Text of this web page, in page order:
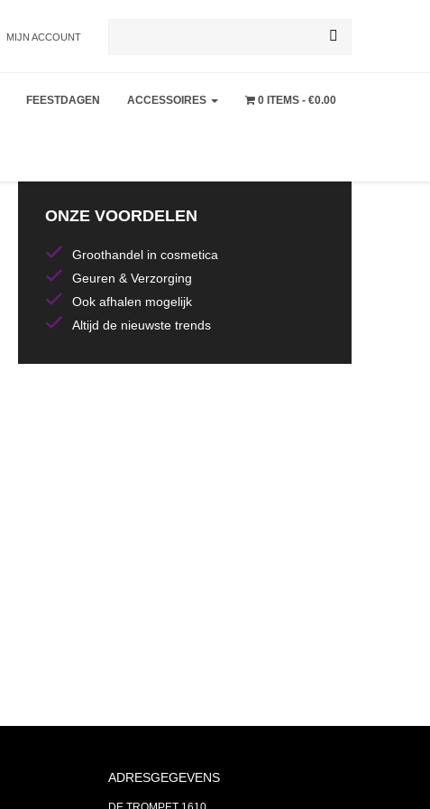
MIJN ACCOUNT
naar:
FEESTDAGEN ACCESSOIRES 0 ITEMS €0.00
ONZE VOORDELEN
Groothandel in cosmetica
Geuren & Verzorging
Ook afhalen mogelijk
Altijd de nieuwste trends
ADRESGEGEVENS